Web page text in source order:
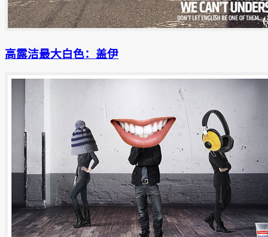
高露洁最大白色：盖伊